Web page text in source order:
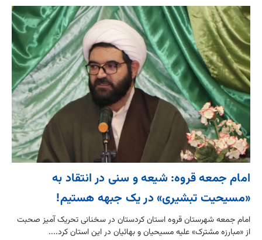
امام جمعه قروه: شیعه و سنی در انتقاد به
«مسیحیت تبشیری» در یک جبهه هستیم!
امام جمعه شهرستان قروه استان کردستان در سخنانی تحریک آمیز صحبت
از «مبارزه مشترک» علیه مسیحیان و بهائیان در این استان کرد....